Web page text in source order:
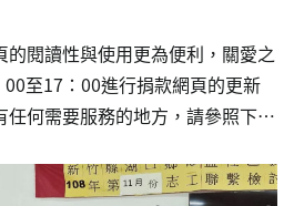
閱讀性與使用更為便利，關愛之
至17：00進行捐款網頁的更新
何需要服務的地方，請參照下列